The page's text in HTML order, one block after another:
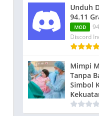
Unduh
94.11
MOD
Discord
Mimpi
Tanpa
Simbol